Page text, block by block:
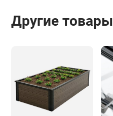
Другие товары